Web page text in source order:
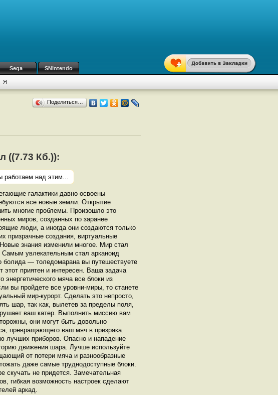
Sega SNintendo
Я
Поделиться…
((7.73 Кб.)):
работаем над этим...
галактики давно освоены
все новые земли. Открытие
многие проблемы. Произошло это
миров, созданных по заранее
люди, а иногда они создаются только
призрачные создания, виртуальные
знания изменили многое. Мир стал
увлекательным стал арканоид
болида — толедомарана вы путешествуете
приятен и интересен. Ваша задача
мяча все блоки из
вы пройдете все уровни-миры, то станете
мир-курорт. Сделать это непросто,
шар, так как, вылетев за пределы поля,
ваш катер. Выполнить миссию вам
они могут быть довольно
превращающего ваш мяч в призрака.
лучших приборов. Опасно и нападение
движения шара. Лучше используйте
от потери мяча и разнообразные
даже самые труднодоступные блоки.
скучать не придется. Замечательная
гибкая возможность настроек сделают
аркад.